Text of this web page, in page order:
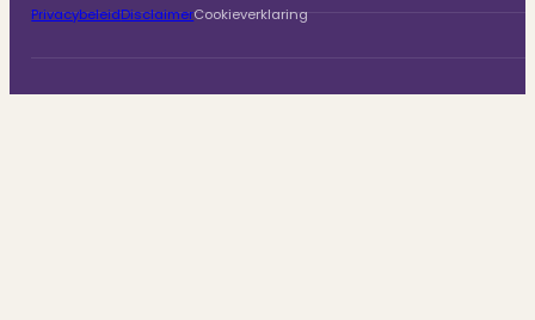
PrivacybeleidDisclaimerCookieverklaring